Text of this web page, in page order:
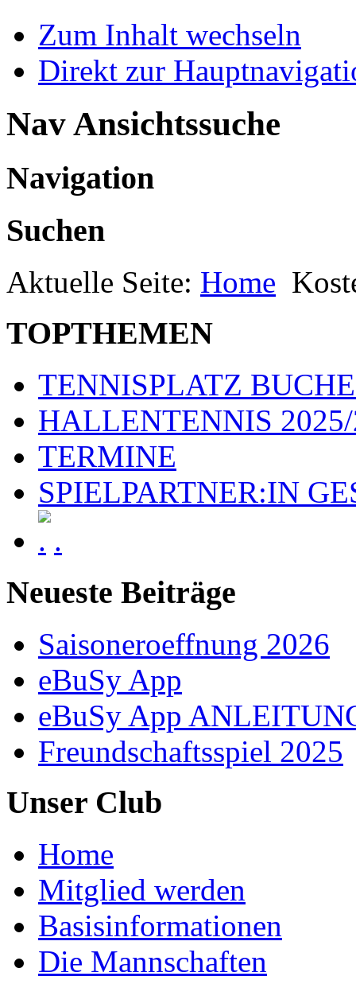
Zum Inhalt wechseln
Direkt zur
Nav Ansichtssuche
Navigation
Suchen
Aktuelle Seite: Home
TOPTHEMEN
TENNISPLATZ
HALLENTENNIS
TERMINE
SPIELPARTNER:IN
.
Neueste Beiträge
Saisoneroeffnung 2026
eBuSy App
eBuSy App
Freundschaftsspiel 2025
Unser Club
Home
Mitglied werden
Basisinformationen
Die Mannschaften